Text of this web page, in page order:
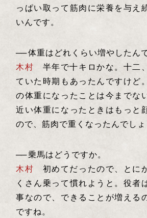
っぱい取って筋肉に栄養を与え
いんです。
──体重はどれくらい増やしたん
木村 半年で十キロかな。十二
ていた時期もあったんですけど
の体重になったことは今までな
近い体重になったときはもっと
ので、筋肉で重くなったんでしょ
──乗馬はどうですか。
木村 初めてだったので、とに
くさん乗って慣れようと。役者
事なので、できることが増える
ですね。